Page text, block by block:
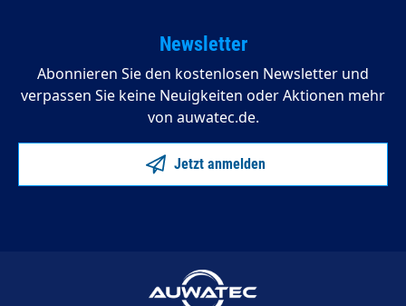
Newsletter
Abonnieren Sie den kostenlosen Newsletter und
verpassen Sie keine Neuigkeiten oder Aktionen mehr
von auwatec.de.
Jetzt anmelden